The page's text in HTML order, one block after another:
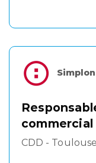
commercial
CDD -